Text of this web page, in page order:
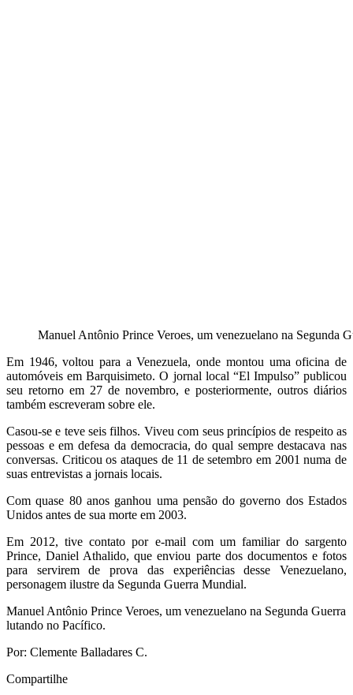
Manuel Antônio Prince Veroes, um venezuelano na Segunda
Em 1946, voltou para a Venezuela, onde montou uma oficina de
automóveis em Barquisimeto. O jornal local “El Impulso” publicou
seu retorno em 27 de novembro, e posteriormente, outros diários
também escreveram sobre ele.
Casou-se e teve seis filhos. Viveu com seus princípios de respeito as
pessoas e em defesa da democracia, do qual sempre destacava nas
conversas. Criticou os ataques de 11 de setembro em 2001 numa de
suas entrevistas a jornais locais.
Com quase 80 anos ganhou uma pensão do governo dos Estados
Unidos antes de sua morte em 2003.
Em 2012, tive contato por e-mail com um familiar do sargento
Prince, Daniel Athalido, que enviou parte dos documentos e fotos
para servirem de prova das experiências desse Venezuelano,
personagem ilustre da Segunda Guerra Mundial.
Manuel Antônio Prince Veroes, um venezuelano na Segunda Guerra
lutando no Pacífico.
Por: Clemente Balladares C.
Compartilhe